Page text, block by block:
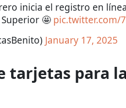
inicia el registro en
🤩 pic.twitter.com/
January 17, 2025
tarjetas para